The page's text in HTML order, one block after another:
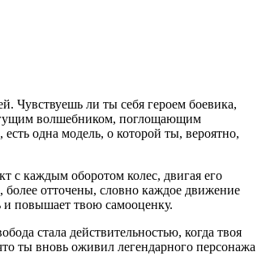
Чувствуешь ли ты себя героем боевика,
волшебником, поглощающим
одна модель, о которой ты, вероятно,
с каждым оборотом колес, двигая его
отточены, словно каждое движение
и повышает твою самооценку.
стала действительностью, когда твоя
ты вновь оживил легендарного персонажа